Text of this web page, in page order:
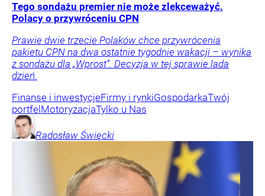
Tego sondażu premier nie może zlekceważyć.
Polacy o przywróceniu CPN
Prawie dwie trzecie Polaków chce przywrócenia
pakietu CPN na dwa ostatnie tygodnie wakacji – wynika
z sondażu dla „Wprost”. Decyzja w tej sprawie lada
dzień.
Finanse i inwestycjeFirmy i rynkiGospodarkaTwój
portfel MotoryzacjaTylko u Nas
Radosław Święcki